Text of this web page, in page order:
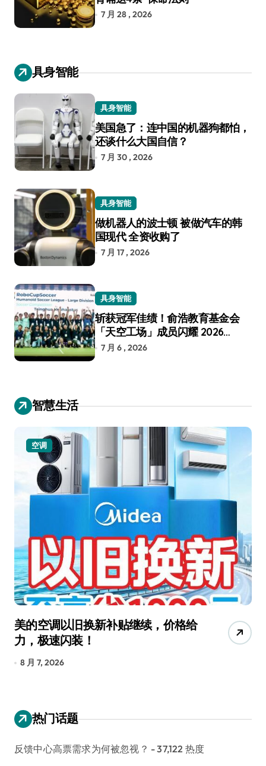
7 月 28 , 2026
具身智能
具身智能
美国急了：连中国的机器狗都怕，
还谈什么大国自信？
7 月 30 , 2026
具身智能
做机器人的波士顿 被做汽车的韩
国现代 全资收购了
7 月 17 , 2026
具身智能
斩获冠军佳绩！俞浩教育基金会
「天空工场」成员闪耀 2026
RoboCup 机器人世界杯
7 月 6 , 2026
智慧生活
空调
美的空调以旧换新补贴继续，价格给
力，极速闪装！
8 月 7, 2026
热门话题
反馈中心高票需求为何被忽视？ - 37,122 热度